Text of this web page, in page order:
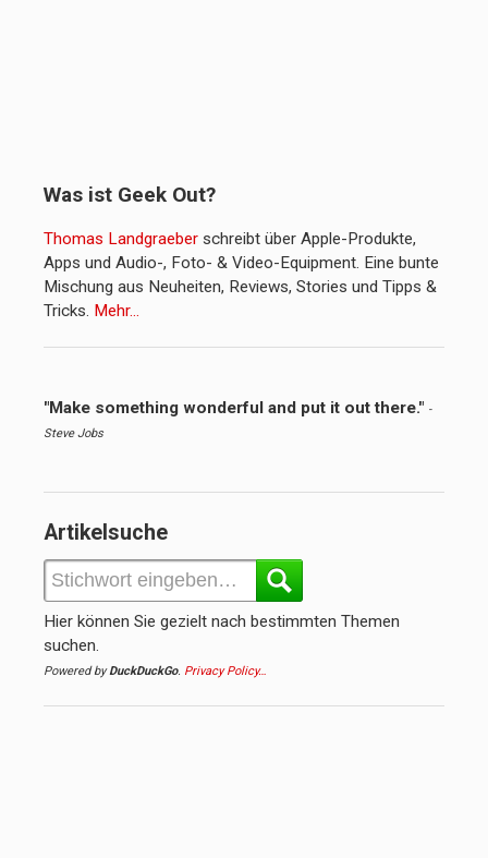
Was ist Geek Out?
Thomas Landgraeber schreibt über Apple-Produkte,
Apps und Audio-, Foto- & Video-Equipment. Eine bunte
Mischung aus Neuheiten, Reviews, Stories und Tipps &
Tricks. Mehr…
"Make something wonderful and put it out there." -
Steve Jobs
Artikelsuche
Hier können Sie gezielt nach bestimmten Themen
suchen.
Powered byDuckDuckGo. Privacy Policy…